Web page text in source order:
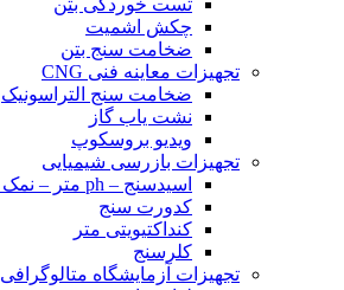
تست خوردگی بتن
چکش اشمیت
ضخامت سنج بتن
تجهیزات معاینه فنی CNG
ضخامت سنج التراسونیک
نشت یاب گاز
ویدیو بروسکوپ
تجهیزات بازرسی شیمیایی
اسیدسنج – ph متر – نمک سنج
کدورت سنج
کنداکتیویتی متر
کلرسنج
تجهیزات آزمایشگاه متالوگرافی